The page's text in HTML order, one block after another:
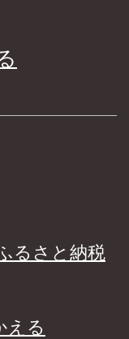
るさと納税
える